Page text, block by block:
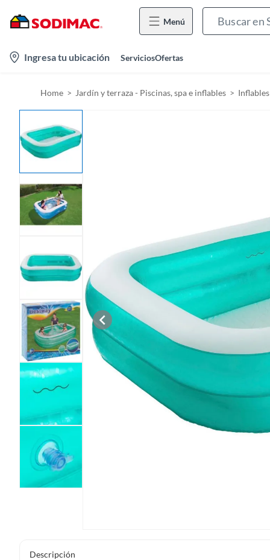
Menú
Ingresa tu ubicación ServiciosOfertas
Home Jardín y terraza - Piscinas, spa e inflables
Descripción